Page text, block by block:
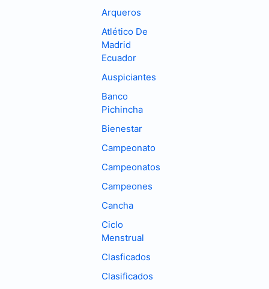
Arqueros
Atlético De
Madrid
Ecuador
Auspiciantes
Banco
Pichincha
Bienestar
Campeonato
Campeonatos
Campeones
Cancha
Ciclo
Menstrual
Clasficados
Clasificados